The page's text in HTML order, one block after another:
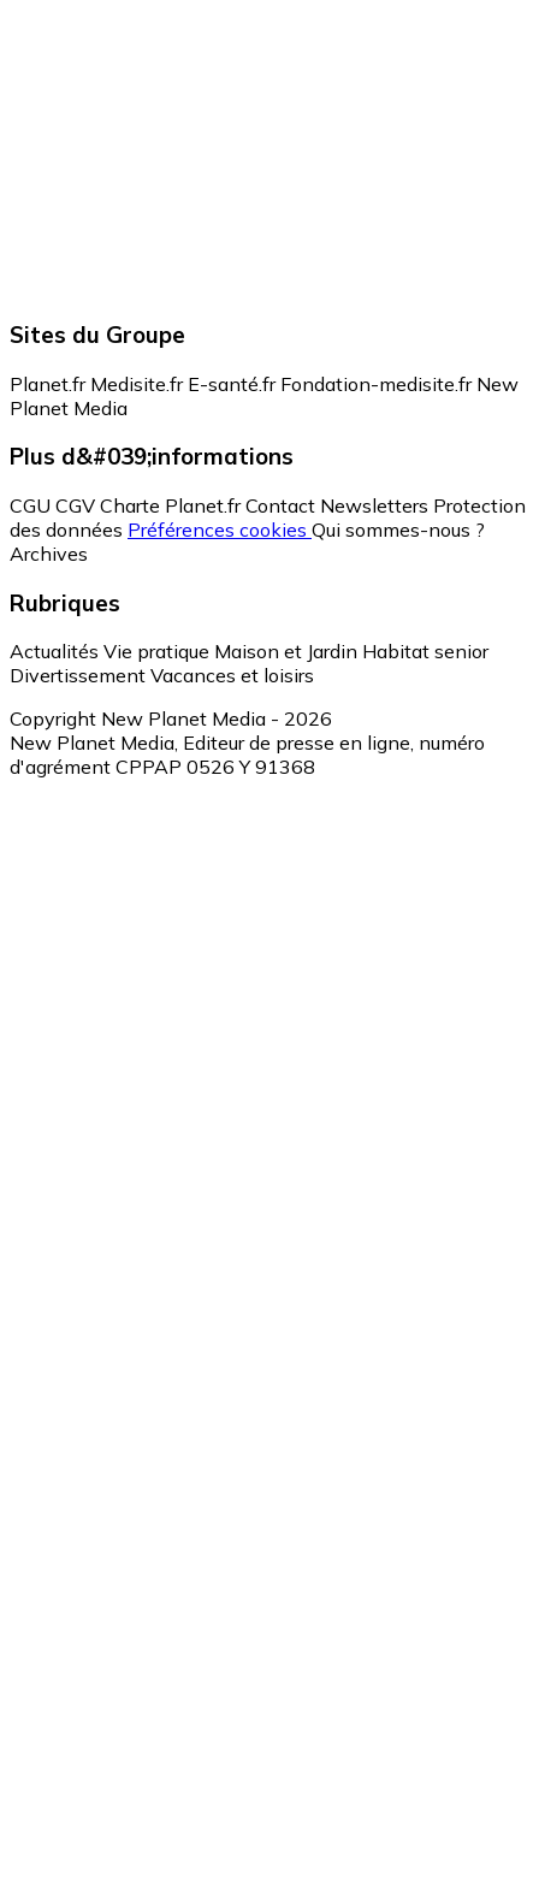
Sites du Groupe
Planet.fr Medisite.fr E-santé.fr Fondation-medisite.fr New
Planet Media
Plus d&#039;informations
CGU CGV Charte Planet.fr Contact Newsletters Protection
des données Préférences cookies Qui sommes-nous ?
Archives
Rubriques
Actualités Vie pratique Maison et Jardin Habitat senior
Divertissement Vacances et loisirs
Copyright New Planet Media - 2026
New Planet Media, Editeur de presse en ligne, numéro
d'agrément CPPAP 0526 Y 91368